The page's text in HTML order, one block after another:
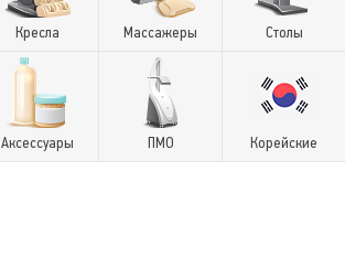
Кресла Массажеры Столы
Аксессуары ПМО Корейские